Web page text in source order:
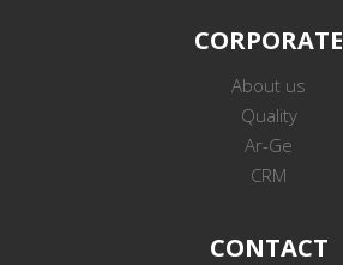
CORPORATE
About us
Quality
Ar-Ge
CRM
CONTACT